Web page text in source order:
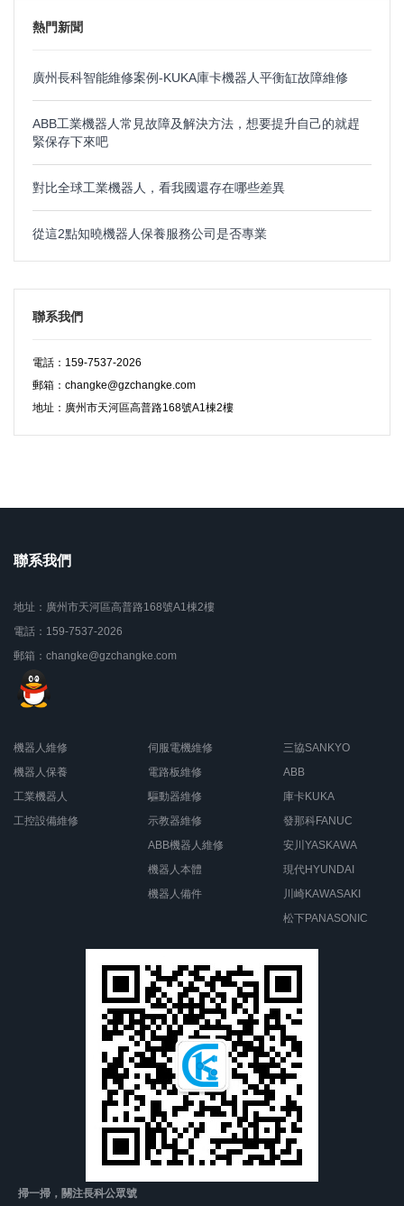
熱門新聞
廣州長科智能維修案例-KUKA庫卡機器人平衡缸故障維修
ABB工業機器人常見故障及解決方法，想要提升自己的就趕
緊保存下來吧
對比全球工業機器人，看我國還存在哪些差異
從這2點知曉機器人保養服務公司是否專業
聯系我們
電話：159-7537-2026
郵箱：changke@gzchangke.com
地址：廣州市天河區高普路168號A1棟2樓
聯系我們
地址：廣州市天河區高普路168號A1棟2樓
電話：159-7537-2026
郵箱：changke@gzchangke.com
機器人維修
機器人保養
工業機器人
工控設備維修
伺服電機維修
電路板維修
驅動器維修
示教器維修
ABB機器人維修
機器人本體
機器人備件
三協SANKYO
ABB
庫卡KUKA
發那科FANUC
安川YASKAWA
現代HYUNDAI
川崎KAWASAKI
松下PANASONIC
掃一掃，關注長科公眾號